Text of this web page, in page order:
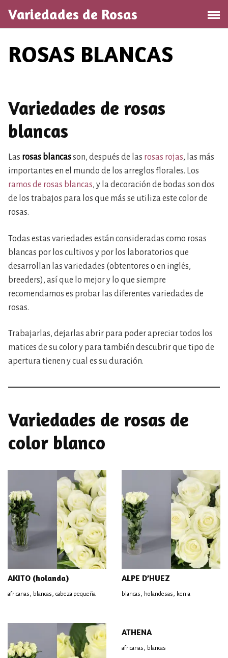
contenido
Variedades de Rosas
ROSAS BLANCAS
Variedades de rosas
blancas
Las rosas blancasson, después de las rosas rojas, las más
importantes en el mundo de los arreglos florales. Los
ramos de rosas blancas, y la decoración de bodas son dos
de los trabajos para los que más se utiliza este color de
rosas.
Todas estas variedades están consideradas como rosas
blancas por los cultivos y por los laboratorios que
desarrollan las variedades (obtentores o en inglés,
breeders), así que lo mejor y lo que siempre
recomendamos es probar las diferentes variedades de
rosas.
Trabajarlas, dejarlas abrir para poder apreciar todos los
matices de su color y para también descubrir que tipo de
apertura tienen y cual es su duración.
Variedades de rosas de
color blanco
AKITO (holanda)
africanas, blancas, cabeza pequeña
ALPE D’HUEZ
blancas, holandesas, kenia
ATHENA
africanas, blancas